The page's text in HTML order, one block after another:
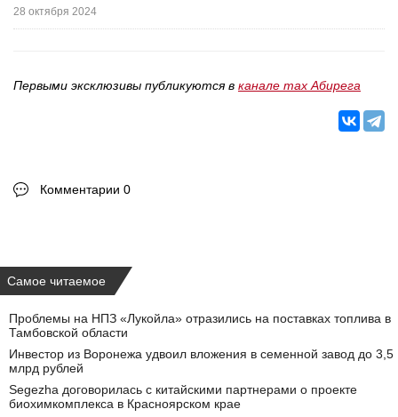
28 октября 2024
Первыми эксклюзивы публикуются в канале max Абирега
Комментарии 0
Самое читаемое
Проблемы на НПЗ «Лукойла» отразились на поставках топлива в
Тамбовской области
Инвестор из Воронежа удвоил вложения в семенной завод до 3,5
млрд рублей
Segezha договорилась с китайскими партнерами о проекте
биохимкомплекса в Красноярском крае